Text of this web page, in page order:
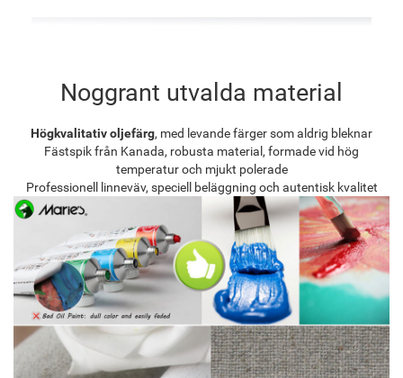
Noggrant utvalda material
Högkvalitativ oljefärg, med levande färger som aldrig bleknar
Fästspik från Kanada, robusta material, formade vid hög
temperatur och mjukt polerade
Professionell linneväv, speciell beläggning och autentisk kvalitet